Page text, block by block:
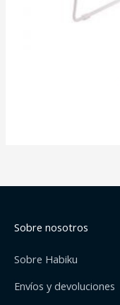
Sobre nosotros
Sobre Habiku
Envíos y devoluciones